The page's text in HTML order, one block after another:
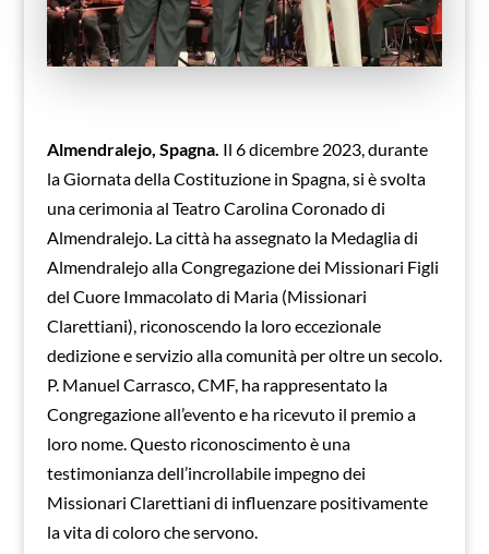
Almendralejo, Spagna. Il 6 dicembre 2023, durante
la Giornata della Costituzione in Spagna, si è svolta
una cerimonia al Teatro Carolina Coronado di
Almendralejo. La città ha assegnato la Medaglia di
Almendralejo alla Congregazione dei Missionari Figli
del Cuore Immacolato di Maria (Missionari
Clarettiani), riconoscendo la loro eccezionale
dedizione e servizio alla comunità per oltre un secolo.
P. Manuel Carrasco, CMF, ha rappresentato la
Congregazione all’evento e ha ricevuto il premio a
loro nome. Questo riconoscimento è una
testimonianza dell’incrollabile impegno dei
Missionari Clarettiani di influenzare positivamente
la vita di coloro che servono.